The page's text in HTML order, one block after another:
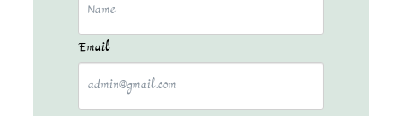
Email